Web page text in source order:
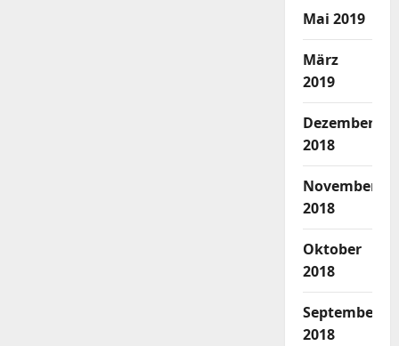
Mai 2019
März
2019
Dezember
2018
November
2018
Oktober
2018
September
2018